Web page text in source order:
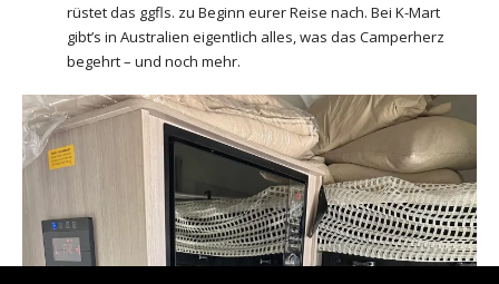
rüstet das ggfls. zu Beginn eurer Reise nach. Bei K-Mart
gibt’s in Australien eigentlich alles, was das Camperherz
begehrt – und noch mehr.